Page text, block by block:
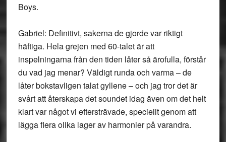
Boys.
Gabriel: Definitivt, sakerna de gjorde var riktigt
häftiga. Hela grejen med 60-talet är att
inspelningarna från den tiden låter så ärofulla, förstår
du vad jag menar? Väldigt runda och varma – de
låter bokstavligen talat gyllene – och jag tror det är
svårt att återskapa det soundet idag även om det helt
klart var något vi eftersträvade, speciellt genom att
lägga flera olika lager av harmonier på varandra.